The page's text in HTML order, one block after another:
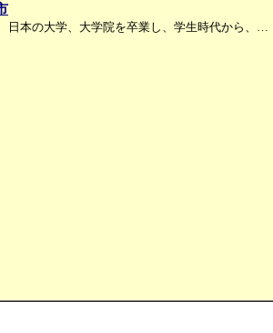
日本の大学、大学院を卒業し、学生時代から、…